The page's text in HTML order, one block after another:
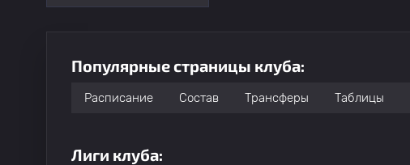
Популярные страницы клуба:
Расписание Состав Трансферы Таблицы
Лиги клуба: